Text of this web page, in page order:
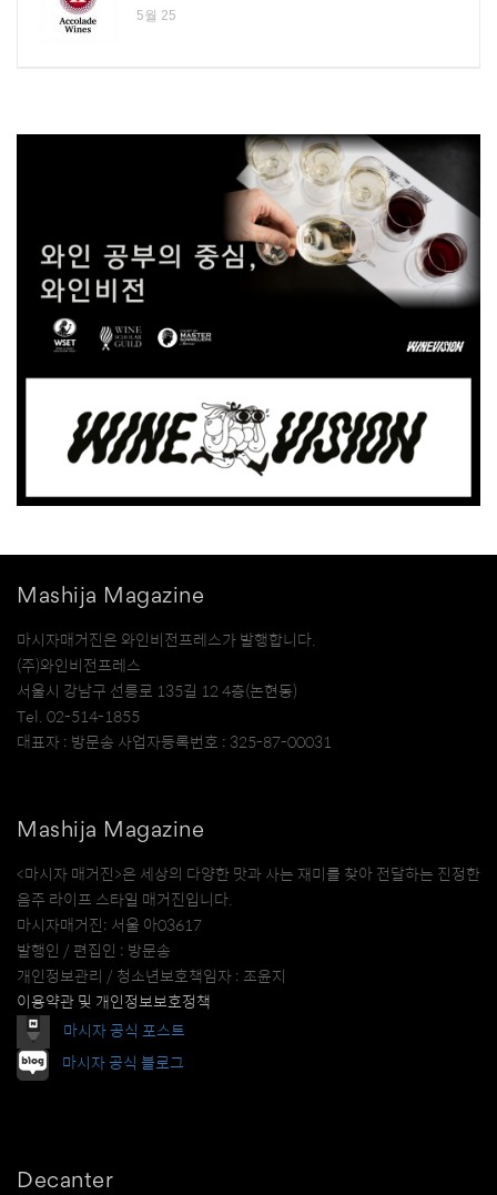
5월 25
Mashija Magazine
마시자매거진은 와인비전프레스가 발행합니다.
(주)와인비전프레스
서울시 강남구 선릉로 135길 12 4층(논현동)
Tel. 02-514-1855
대표자 : 방문송 사업자등록번호 : 325-87-00031
Mashija Magazine
<마시자 매거진>은 세상의 다양한 맛과 사는 재미를 찾아 전달하는 진정한
음주 라이프 스타일 매거진입니다.
마시자매거진: 서울 아03617
발행인 / 편집인 : 방문송
개인정보관리 / 청소년보호책임자 : 조윤지
이용약관 및 개인정보보호정책
마시자 공식 포스트
마시자 공식 블로그
Decanter